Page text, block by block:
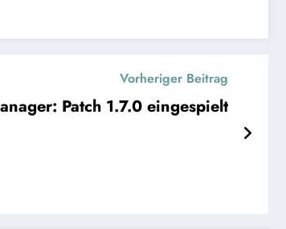
Vorheriger Beitrag
Online Boxing Manager: Patch 1.7.0 eingespielt